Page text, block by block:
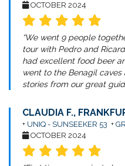
OCTOBER 2024
“We went 9 people
tour with Pedro and
had excellent food beer
went to the Benagil
stories from our great
CLAUDIA F.,
+ UNIQ - SUNSEEKER 53 +
OCTOBER 2024